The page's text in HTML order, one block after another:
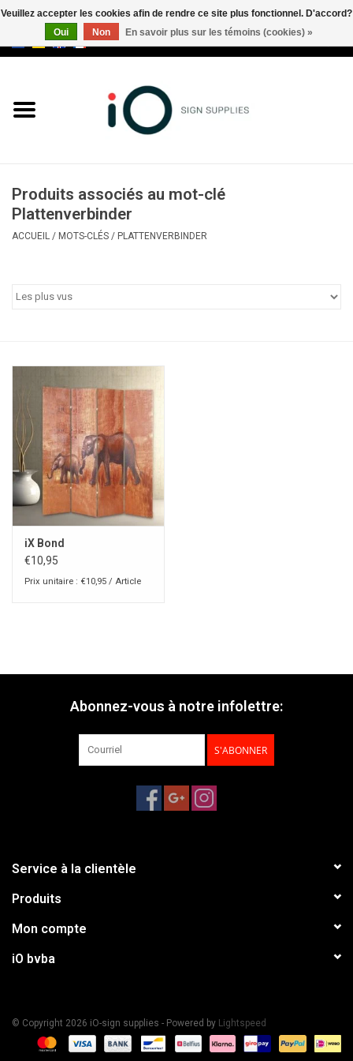
Marques
Appelez-nous au +32 3 353 67
Produits associés au mot-clé
Plattenverbinder
ACCUEIL / MOTS-CLÉS / PLATTENVERBINDER
iX Bond
€10,95
Prix unitaire : €10,95 / Article
Abonnez-vous à notre infolettre:
S'ABONNER
Service à la clientèle
Produits
Mon compte
iO bvba
© Copyright 2026 iO-sign supplies - Powered by Lightspeed
Veuillez accepter les cookies afin de rendre ce site plus fonctionnel. D'accord?
Oui
Non En savoir plus sur les témoins (cookies) »